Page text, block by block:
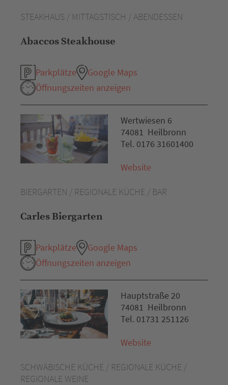
STEAKHAUS / MITTAGSTISCH / ABENDESSEN
Abaccos Steakhouse
Parkplätze
Google Maps
Öffnungszeiten anzeigen
BIERGARTEN / REGIONALE KÜCHE / BAR
Carles Biergarten
Parkplätze
Google Maps
Öffnungszeiten anzeigen
Wertwiesen 6
74081 Heilbronn
Tel. 0176 31601400
Website
SCHWÄBISCHE KÜCHE / REGIONALE KÜCHE /
REGIONALE WEINE
Hauptstraße 20
74081 Heilbronn
Tel. 01731 251126
Website